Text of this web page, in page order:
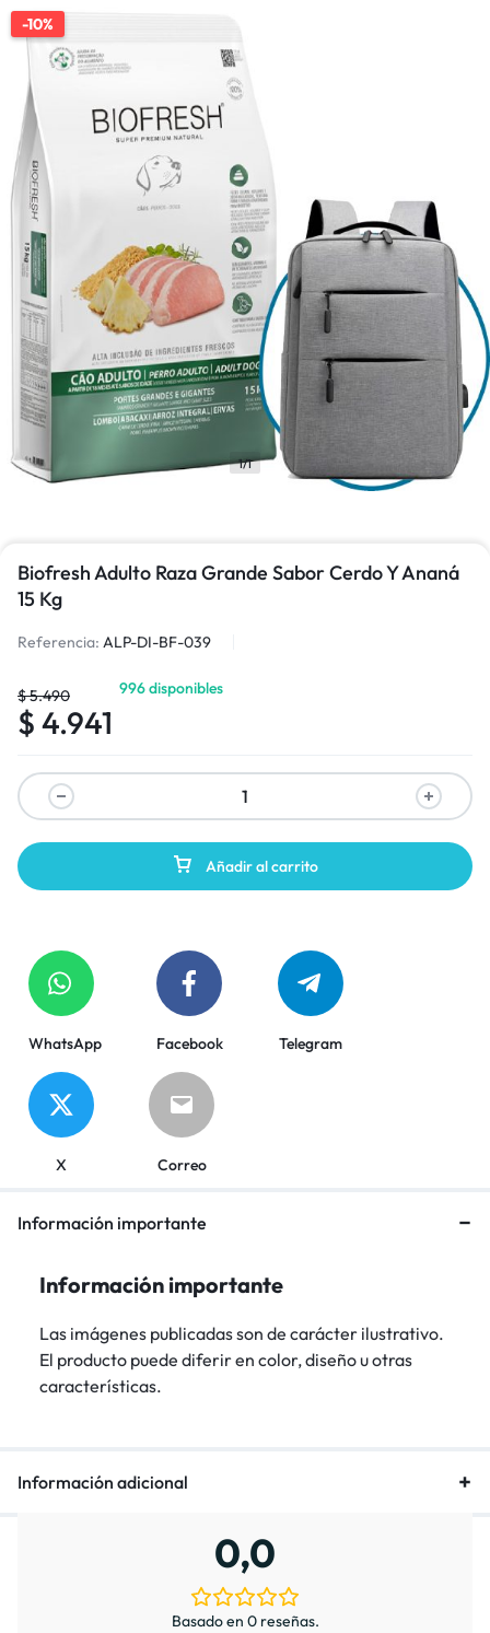
1/1
-10%
Biofresh Adulto Raza Grande Sabor Cerdo Y Ananá
15 Kg
Referencia: ALP-DI-BF-039
$5.490
$ 4.941
996 disponibles
Añadir al carrito
WhatsApp Facebook Telegram
X Correo
Información importante
Información importante
Las imágenes publicadas son de carácter ilustrativo.
El producto puede diferir en color, diseño u otras
características.
Información adicional
0,0
Basado en 0 reseñas.